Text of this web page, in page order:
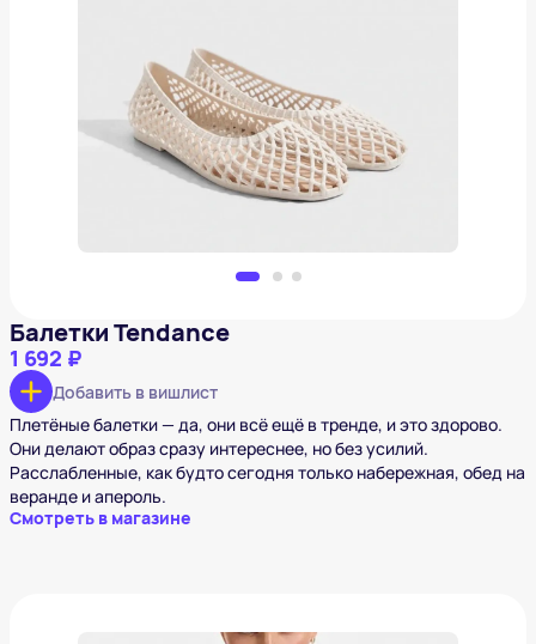
Балетки Tendance
1 692 ₽
Добавить в вишлист
Балетки Tendance
1 692 ₽
Добавить в вишлист
Плетёные балетки — да, они всё ещё в тренде, и это здорово.
Они делают образ сразу интереснее, но без усилий.
Расслабленные, как будто сегодня только набережная, обед на
веранде и апероль.
Смотреть в магазине